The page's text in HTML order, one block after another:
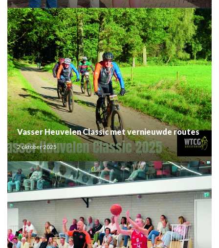
Vasser Heuvelen Classic met vernieuwde routes
2 oktober 2025